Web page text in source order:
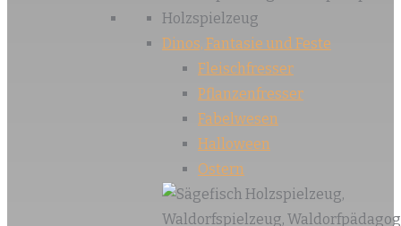
Dinos, Fantasie und Feste
Fleischfresser
Pflanzenfresser
Fabelwesen
Halloween
Ostern